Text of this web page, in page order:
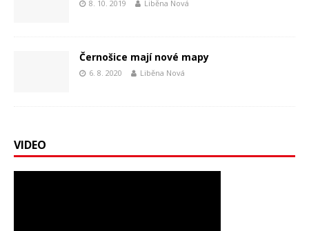
8. 10. 2019 Liběna Nová
Černošice mají nové mapy
6. 8. 2020 Liběna Nová
VIDEO